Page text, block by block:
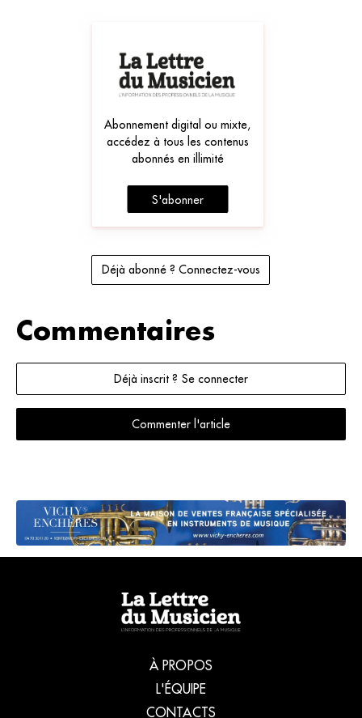
Abonnement digital ou mixte,
accédez à tous les contenus
abonnés en illimité
S'abonner
Déjà abonné ? Connectez-vous
Commentaires
Déjà inscrit ? Se connecter
Commenter l'article
À PROPOS
L'ÉQUIPE
CONTACTS